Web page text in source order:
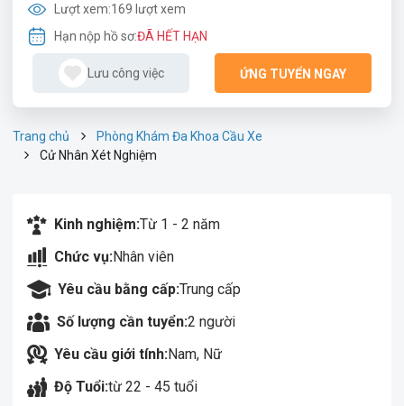
Lượt xem:169 lượt xem
Hạn nộp hồ sơ:ĐÃ HẾT HẠN
Lưu công việc ỨNG TUYỂN NGAY
Trang chủ
Phòng Khám Đa Khoa Cầu Xe
Cử Nhân Xét Nghiệm
Kinh nghiệm:Từ 1 - 2 năm
Chức vụ:Nhân viên
Yêu cầu bằng cấp:Trung cấp
Số lượng cần tuyển:2 người
Yêu cầu giới tính:Nam, Nữ
Độ Tuổi:từ 22 - 45 tuổi